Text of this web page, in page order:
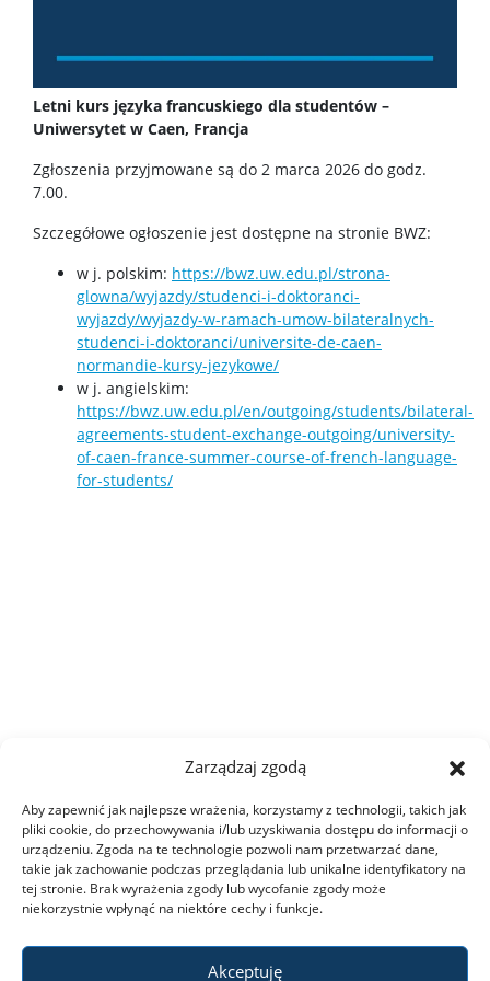
Zarządzaj zgodą
Aby zapewnić jak najlepsze wrażenia, korzystamy z technologii, takich jak
pliki cookie, do przechowywania i/lub uzyskiwania dostępu do informacji o
urządzeniu. Zgoda na te technologie pozwoli nam przetwarzać dane,
takie jak zachowanie podczas przeglądania lub unikalne identyfikatory na
tej stronie. Brak wyrażenia zgody lub wycofanie zgody może
niekorzystnie wpłynąć na niektóre cechy i funkcje.
Akceptuję
Ogłoszenia
Dni wolne od pracy
Dla studentów
Ogłoszenia
Dziekanat ds. studenckich
Dyżury wykładowców
Wsparcie dla studentów
Erasmus+
Letni kurs języka francuskiego dla studentów –
Uniwersytet w Caen, Francja
Zgłoszenia przyjmowane są do 2 marca 2026 do godz.
7.00.
Szczegółowe ogłoszenie jest dostępne na stronie BWZ:
w j. polskim: https://bwz.uw.edu.pl/strona-
glowna/wyjazdy/studenci-i-doktoranci-
wyjazdy/wyjazdy-w-ramach-umow-bilateralnych-
studenci-i-doktoranci/universite-de-caen-
normandie-kursy-jezykowe/
w j. angielskim:
https://bwz.uw.edu.pl/en/outgoing/students/bilateral-
agreements-student-exchange-outgoing/university-
of-caen-france-summer-course-of-french-language-
for-students/